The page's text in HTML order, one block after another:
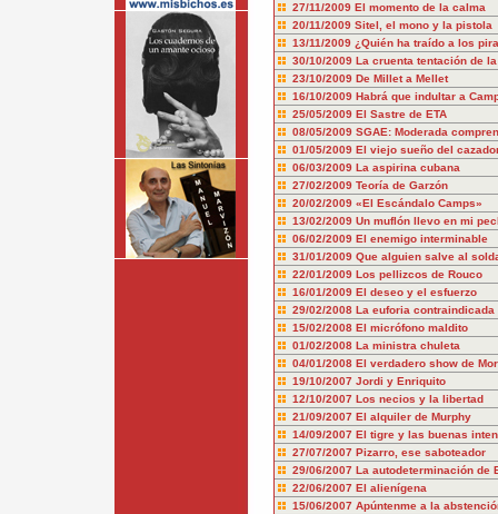
27/11/2009 El momento de la calma
20/11/2009 Sitel, el mono y la pistola
13/11/2009 ¿Quién ha traído a los
30/10/2009 La cruenta tentación de
23/10/2009 De Millet a Mellet
16/10/2009 Habrá que indultar a
25/05/2009 El Sastre de ETA
08/05/2009 SGAE: Moderada
01/05/2009 El viejo sueño del
06/03/2009 La aspirina cubana
27/02/2009 Teoría de Garzón
20/02/2009 «El Escándalo Camps»
13/02/2009 Un muflón llevo en mi
06/02/2009 El enemigo interminable
31/01/2009 Que alguien salve al
22/01/2009 Los pellizcos de Rouco
16/01/2009 El deseo y el esfuerzo
29/02/2008 La euforia contraindicada
15/02/2008 El micrófono maldito
01/02/2008 La ministra chuleta
04/01/2008 El verdadero show de
19/10/2007 Jordi y Enriquito
12/10/2007 Los necios y la libertad
21/09/2007 El alquiler de Murphy
14/09/2007 El tigre y las buenas
27/07/2007 Pizarro, ese saboteador
29/06/2007 La autodeterminación de
22/06/2007 El alienígena
15/06/2007 Apúntenme a la